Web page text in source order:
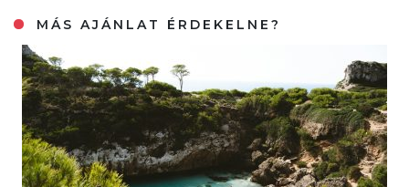
MÁS AJÁNLAT ÉRDEKELNE?